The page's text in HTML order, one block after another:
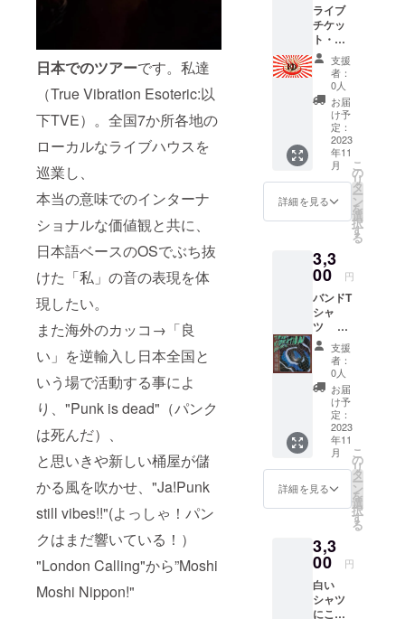
日本でのツアーです。私達
（True Vibration Esoteric:以
下TVE）。全国7か所各地の
ローカルなライブハウスを
巡業し、
本当の意味でのインターナ
ショナルな価値観と共に、
日本語ベースのOSでぶち抜
けた「私」の音の表現を体
現したい。
また海外のカッコ→「良
い」を逆輸入し日本全国と
いう場で活動する事によ
り、"Punk is dead"（パンク
は死んだ）、
と思いきや新しい桶屋が儲
かる風を吹かせ、"Ja!Punk
still vibes!!"(よっしゃ！パン
クはまだ響いている！）
"London Calling"から”Moshi
Moshi Nippon!"
ライブ
チケッ
ト・ド
リンク
込み ・
日程
(2023年
年11月
頃 バン
ドメン
バーに
資金提
供を受
けるこ
とが決
定して
程を組
みます
・場
所 札
幌、仙
台、東
京、大
阪、名
古屋、
広島、
福岡。
チケッ
トを購
入して
くだ
さった
場合、
かをお
知らせ
くださ
い。 ・
購入者
支援
者：
0人
お届
け予
定：
2023
年11
月
詳細を見る
こ
の
リ
タ
ー
ン
を
選
択
す
る
3,3
00 円
バンドT
シャ
ツ サ
イズL
サイズ
M サイ
ズ S
支援
者：
0人
お届
け予
定：
2023
年11
月
詳細を見る
こ
の
リ
タ
ー
ン
を
選
択
す
る
3,3
00 円
白い
シャツ
にこの